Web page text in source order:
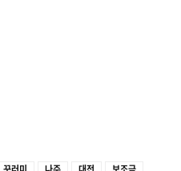
꾸러미 나주 대전 보조금